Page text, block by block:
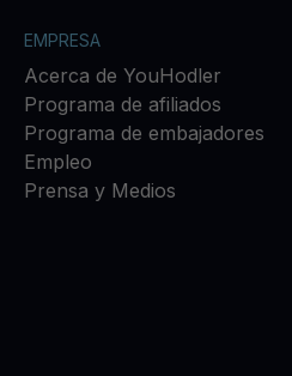
EMPRESA
Acerca de YouHodler
Programa de afiliados
Programa de embajadores
Empleo
Prensa y Medios